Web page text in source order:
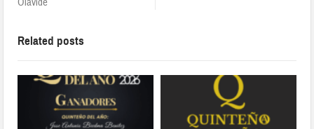
Related posts